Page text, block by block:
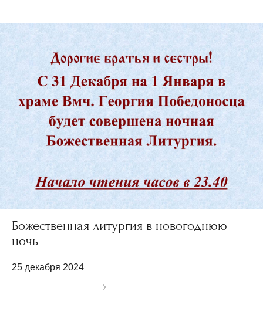
Божественная литургия в новогоднюю
ночь
25 декабря 2024